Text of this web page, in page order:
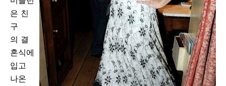
은 친
구
의 결
혼식에
입고
나온